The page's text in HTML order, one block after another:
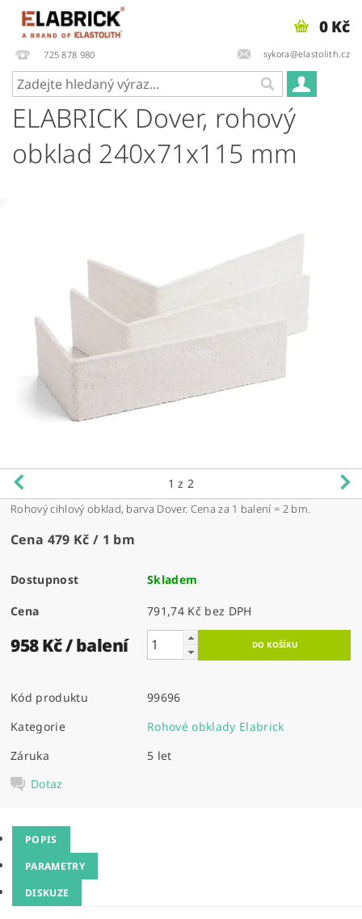
725 878 980 sykora@elastolith.cz
0 Kč
ELABRICK Dover, rohový
obklad 240x71x115 mm
1 z 2
Rohový cihlový obklad, barva Dover. Cena za 1 balení = 2 bm.
Cena 479 Kč / 1 bm
Dostupnost Skladem
Cena 791,74 Kč bez DPH
958 Kč/ balení
Kód produktu
99696
Kategorie
Rohové obklady Elabrick
Záruka
5 let
Dotaz
POPIS
PARAMETRY
DISKUZE